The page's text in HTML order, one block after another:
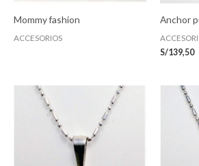
Mommy fashion
ACCESORIOS
Anchor
S/139,50